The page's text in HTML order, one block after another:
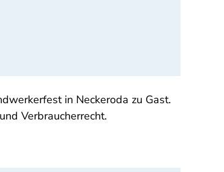
in Neckeroda zu Gast.
Verbraucherrecht.